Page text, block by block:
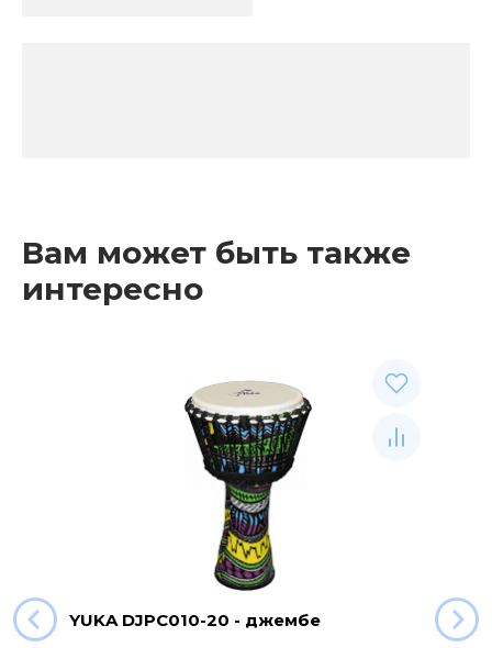
Вам может быть также
интересно
YUKA DJPC010-20 - джембе